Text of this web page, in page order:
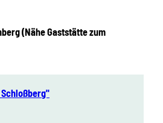
(Nähe Gaststätte zum